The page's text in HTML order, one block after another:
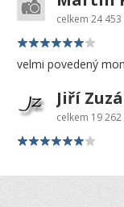
celkem 24
velmi povedený
celkem 19